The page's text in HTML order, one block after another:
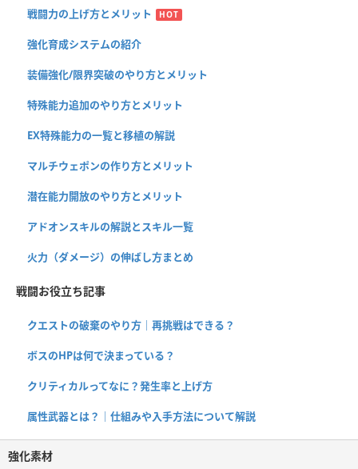
戦闘力の上げ方とメリット HOT
強化育成システムの紹介
装備強化/限界突破のやり方とメリット
特殊能力追加のやり方とメリット
EX特殊能力の一覧と移植の解説
マルチウェポンの作り方とメリット
潜在能力開放のやり方とメリット
アドオンスキルの解説とスキル一覧
火力（ダメージ）の伸ばし方まとめ
戦闘お役立ち記事
クエストの破棄のやり方｜再挑戦はできる？
ボスのHPは何で決まっている？
クリティカルってなに？発生率と上げ方
属性武器とは？｜仕組みや入手方法について解説
強化素材